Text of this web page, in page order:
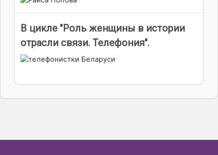
В цикле "Роль женщины в истории
отрасли связи. Телефония".